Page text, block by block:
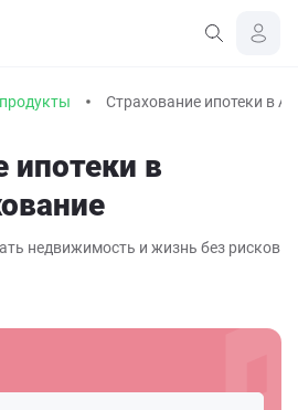
Страхование ипотеки в
ипотеки в
недвижимость и жизнь без рисков